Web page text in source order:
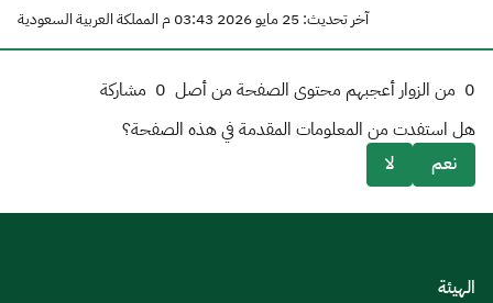
آخر تحديث: 25 مايو 2026 03:43 م المملكة العربية السعودية
0 من الزوار أعجبهم محتوى الصفحة من أصل 0 مشاركة
هل استفدت من المعلومات المقدمة في هذه الصفحة؟
نعم
لا
الهيئة